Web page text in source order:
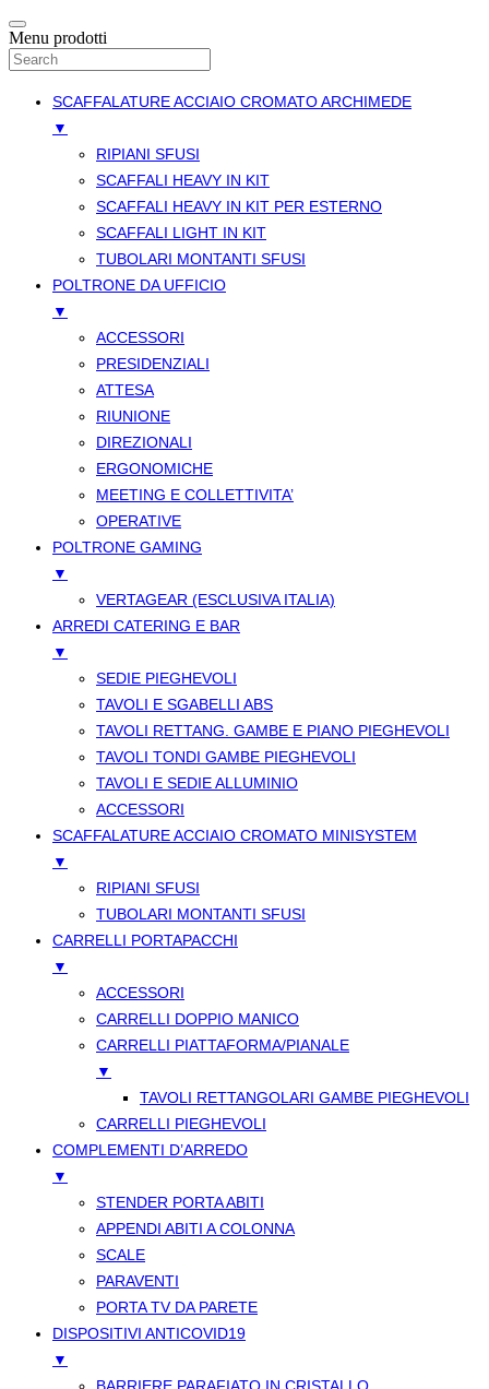
Menu prodotti
SCAFFALATURE ACCIAIO CROMATO ARCHIMEDE
▼
RIPIANI SFUSI
SCAFFALI HEAVY IN KIT
SCAFFALI HEAVY IN KIT PER ESTERNO
SCAFFALI LIGHT IN KIT
TUBOLARI MONTANTI SFUSI
POLTRONE DA UFFICIO
▼
ACCESSORI
PRESIDENZIALI
ATTESA
RIUNIONE
DIREZIONALI
ERGONOMICHE
MEETING E COLLETTIVITA’
OPERATIVE
POLTRONE GAMING
▼
VERTAGEAR (ESCLUSIVA ITALIA)
ARREDI CATERING E BAR
▼
SEDIE PIEGHEVOLI
TAVOLI E SGABELLI ABS
TAVOLI RETTANG. GAMBE E PIANO PIEGHEVOLI
TAVOLI TONDI GAMBE PIEGHEVOLI
TAVOLI E SEDIE ALLUMINIO
ACCESSORI
SCAFFALATURE ACCIAIO CROMATO MINISYSTEM
▼
RIPIANI SFUSI
TUBOLARI MONTANTI SFUSI
CARRELLI PORTAPACCHI
▼
ACCESSORI
CARRELLI DOPPIO MANICO
CARRELLI PIATTAFORMA/PIANALE
▼
TAVOLI RETTANGOLARI GAMBE PIEGHEVOLI
CARRELLI PIEGHEVOLI
COMPLEMENTI D’ARREDO
▼
STENDER PORTA ABITI
APPENDI ABITI A COLONNA
SCALE
PARAVENTI
PORTA TV DA PARETE
DISPOSITIVI ANTICOVID19
▼